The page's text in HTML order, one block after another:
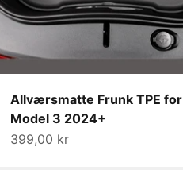
Allværsmatte Frunk TPE for
Model 3 2024+
Salgspris
399,00 kr